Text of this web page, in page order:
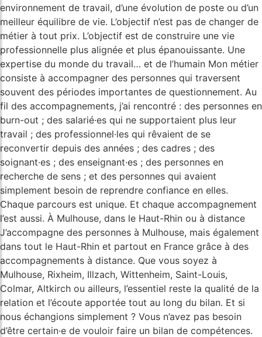
environnement de travail, d’une évolution de poste ou d’un
meilleur équilibre de vie. L’objectif n’est pas de changer de
métier à tout prix. L’objectif est de construire une vie
professionnelle plus alignée et plus épanouissante. Une
expertise du monde du travail… et de l’humain Mon métier
consiste à accompagner des personnes qui traversent
souvent des périodes importantes de questionnement. Au
fil des accompagnements, j’ai rencontré : des personnes en
burn-out ; des salarié·es qui ne supportaient plus leur
travail ; des professionnel·les qui rêvaient de se
reconvertir depuis des années ; des cadres ; des
soignant·es ; des enseignant·es ; des personnes en
recherche de sens ; et des personnes qui avaient
simplement besoin de reprendre confiance en elles.
Chaque parcours est unique. Et chaque accompagnement
l’est aussi. À Mulhouse, dans le Haut-Rhin ou à distance
J’accompagne des personnes à Mulhouse, mais également
dans tout le Haut-Rhin et partout en France grâce à des
accompagnements à distance. Que vous soyez à
Mulhouse, Rixheim, Illzach, Wittenheim, Saint-Louis,
Colmar, Altkirch ou ailleurs, l’essentiel reste la qualité de la
relation et l’écoute apportée tout au long du bilan. Et si
nous échangions simplement ? Vous n’avez pas besoin
d’être certain·e de vouloir faire un bilan de compétences.